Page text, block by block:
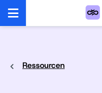
Ressourcen